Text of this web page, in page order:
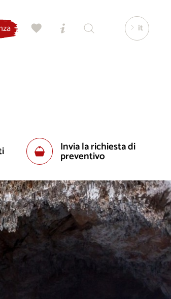
it
Invia la richiesta di
preventivo